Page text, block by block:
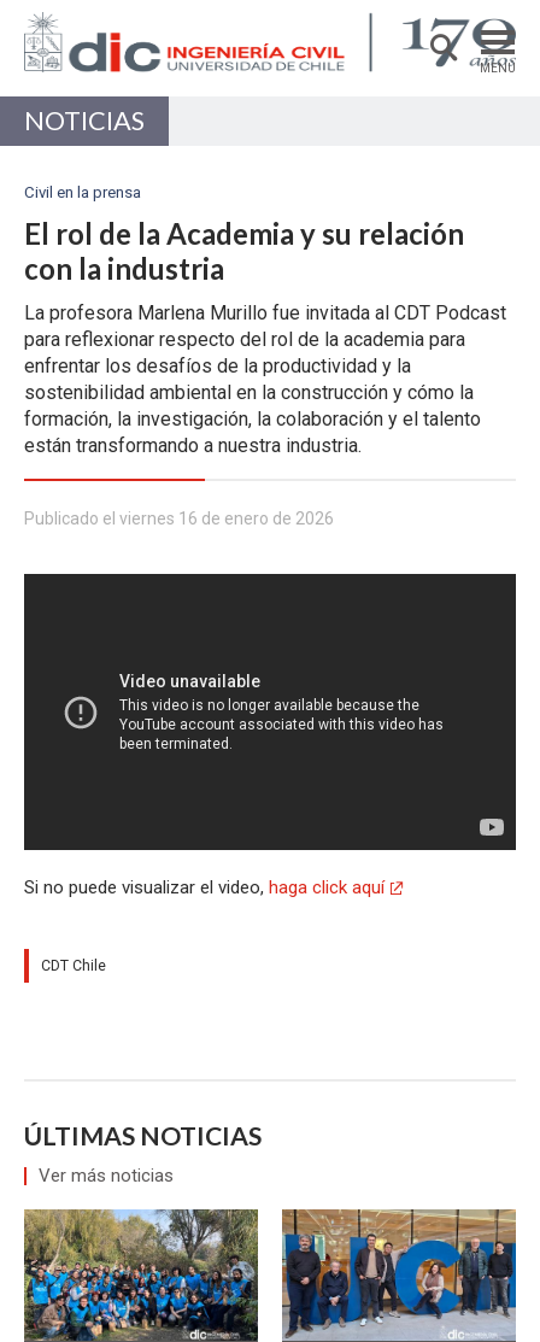
MENÚ
PREGRADO
POSTGRADO
INVESTIGACIÓN
EXTENSIÓN
Estructuras, Construcción y Geotecnia
Ingeniería de Transporte
NOTICIAS
Civil en la prensa
El rol de la Academia y su relación
con la industria
La profesora Marlena Murillo fue invitada al CDT Podcast
para reflexionar respecto del rol de la academia para
enfrentar los desafíos de la productividad y la
sostenibilidad ambiental en la construcción y cómo la
formación, la investigación, la colaboración y el talento
están transformando a nuestra industria.
Publicado el viernes 16 de enero de 2026
Si no puede visualizar el video, haga click aquí
CDT Chile
ÚLTIMAS NOTICIAS
Ver más noticias